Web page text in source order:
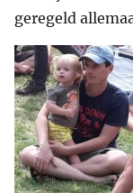
geregeld